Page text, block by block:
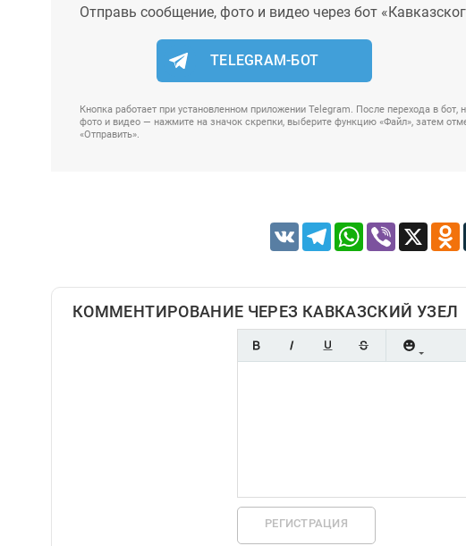
Отправь сообщение, фото и видео через бот
TELEGRAM-БОТ
Кнопка работает при установленном приложении Telegram. После перехода в
фото и видео — нажмите на значок скрепки, выберите функцию «Файл», затем
«Отправить».
VK TelegramWhatsApp
Viber X
КОММЕНТИРОВАНИЕ ЧЕРЕЗ КАВКАЗСКИЙ УЗЕЛ
РЕГИСТРАЦИЯ